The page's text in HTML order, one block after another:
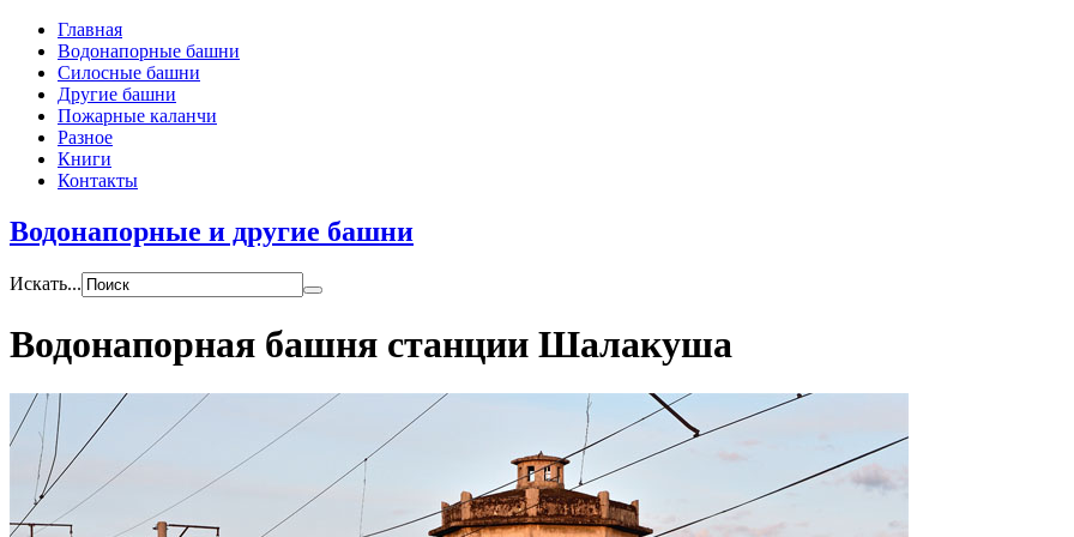
Главная
Водонапорные башни
Силосные башни
Другие башни
Пожарные каланчи
Разное
Книги
Контакты
Водонапорные и другие башни
Искать...
Водонапорная башня станции Шалакуша